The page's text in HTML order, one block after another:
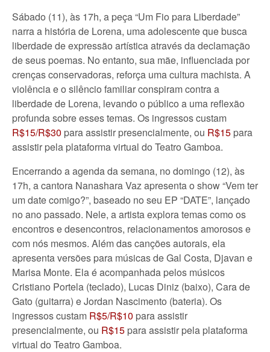
Sábado (11), às 17h, a peça “Um Fio para Liberdade”
narra a história de Lorena, uma adolescente que busca
liberdade de expressão artística através da declamação
de seus poemas. No entanto, sua mãe, influenciada por
crenças conservadoras, reforça uma cultura machista. A
violência e o silêncio familiar conspiram contra a
liberdade de Lorena, levando o público a uma reflexão
profunda sobre esses temas. Os ingressos custam
R$15/R$30 para assistir presencialmente, ou R$15 para
assistir pela plataforma virtual do Teatro Gamboa.
Encerrando a agenda da semana, no domingo (12), às
17h, a cantora Nanashara Vaz apresenta o show “Vem ter
um date comigo?”, baseado no seu EP “DATE”, lançado
no ano passado. Nele, a artista explora temas como os
encontros e desencontros, relacionamentos amorosos e
com nós mesmos. Além das canções autorais, ela
apresenta versões para músicas de Gal Costa, Djavan e
Marisa Monte. Ela é acompanhada pelos músicos
Cristiano Portela (teclado), Lucas Diniz (baixo), Cara de
Gato (guitarra) e Jordan Nascimento (bateria). Os
ingressos custam R$5/R$10 para assistir
presencialmente, ou R$15 para assistir pela plataforma
virtual do Teatro Gamboa.